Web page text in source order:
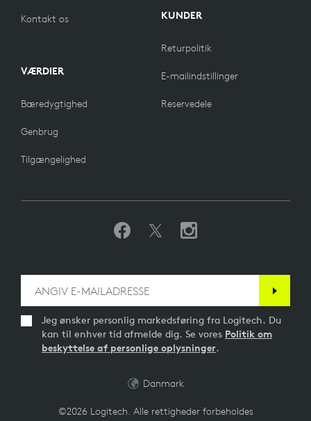
Kontakt os
VÆRDIER
Bæredygtighed
Genbrug
Tilgængelighed
KUNDER
Returpolitik
E-mailindstillinger
Reservedele
Jeg ønsker personlig markedsføring fra Logitech. Du
kan til enhver tid afmelde dig. Se vores Politik om
beskyttelse af personlige oplysninger.
©2026 Logitech. Alle rettigheder forbeholdes
Danmark